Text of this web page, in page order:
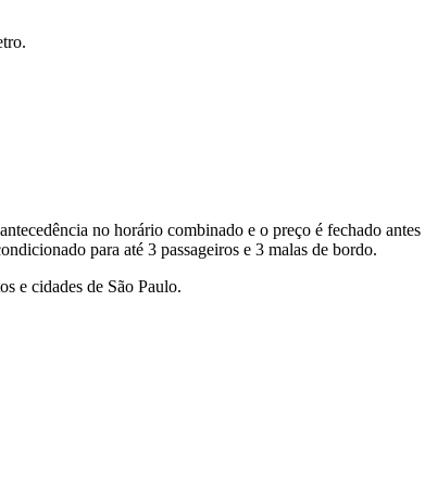
no horário combinado e o preço é fechado
para até 3 passageiros e 3 malas de bordo.
e cidades de São Paulo.